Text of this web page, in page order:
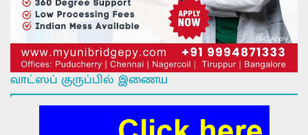
வாட்ஸப் குருப்பில் இணைய